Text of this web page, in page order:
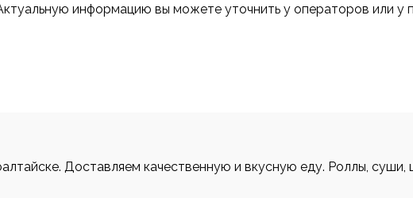
информацию вы можете уточнить у операторов или у
Доставляем качественную и вкусную еду. Роллы, суши,